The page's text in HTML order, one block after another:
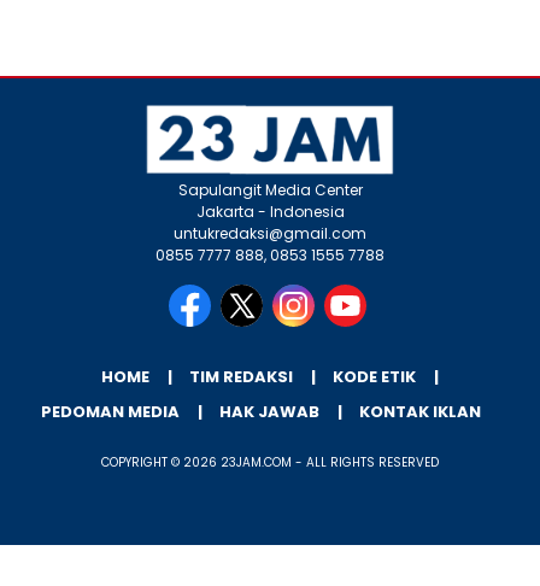
Sapulangit Media Center
Jakarta - Indonesia
untukredaksi@gmail.com
0855 7777 888, 0853 1555 7788
HOME TIM REDAKSI
KODE ETIK
PEDOMAN MEDIA
HAK JAWAB KONTAK IKLAN
COPYRIGHT © 2026 23JAM.COM - ALL RIGHTS RESERVED